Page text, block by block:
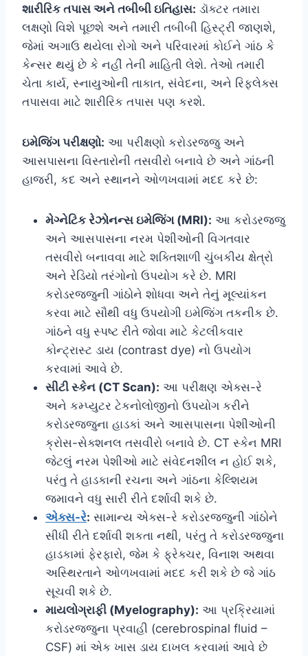
શારીરિક તપાસ અને તબીબી ઇતિહાસ: ડૉક્ટર તમારા
લક્ષણો વિશે પૂછશે અને તમારી તબીબી હિસ્ટ્રી જાણશે,
જેમાં અગાઉ થયેલા રોગો અને પરિવારમાં કોઈને ગાંઠ કે
કેન્સર થયું છે કે નહીં તેની માહિતી લેશે. તેઓ તમારી
ચેતા કાર્ય, સ્નાયુઓની તાકાત, સંવેદના, અને રિફ્લેક્સ
તપાસવા માટે શારીરિક તપાસ પણ કરશે.
ઇમેજિંગ પરીક્ષણો: આ પરીક્ષણો કરોડરજ્જુ અને
આસપાસના વિસ્તારોની તસવીરો બનાવે છે અને ગાંઠની
હાજરી, કદ અને સ્થાનને ઓળખવામાં મદદ કરે છે:
મેગ્નેટિક રેઝોનન્સ ઇમેજિંગ (MRI): આ કરોડરજ્જુ
અને આસપાસના નરમ પેશીઓની વિગતવાર
તસવીરો બનાવવા માટે શક્તિશાળી ચુંબકીય ક્ષેત્રો
અને રેડિયો તરંગોનો ઉપયોગ કરે છે. MRI
કરોડરજ્જુની ગાંઠોને શોધવા અને તેનું મૂલ્યાંકન
કરવા માટે સૌથી વધુ ઉપયોગી ઇમેજિંગ તકનીક છે.
ગાંઠને વધુ સ્પષ્ટ રીતે જોવા માટે કેટલીકવાર
કોન્ટ્રાસ્ટ ડાય (contrast dye) નો ઉપયોગ
કરવામાં આવે છે.
સીટી સ્કેન (CT Scan): આ પરીક્ષણ એક્સ-રે
અને કમ્પ્યુટર ટેકનોલોજીનો ઉપયોગ કરીને
કરોડરજ્જુના હાડકાં અને આસપાસના પેશીઓની
ક્રોસ-સેક્શનલ તસવીરો બનાવે છે. CT સ્કેન MRI
જેટલું નરમ પેશીઓ માટે સંવેદનશીલ ન હોઈ શકે,
પરંતુ તે હાડકાની રચના અને ગાંઠના કેલ્શિયમ
જમાવને વધુ સારી રીતે દર્શાવી શકે છે.
એક્સ-રે: સામાન્ય એક્સ-રે કરોડરજ્જુની ગાંઠોને
સીધી રીતે દર્શાવી શકતા નથી, પરંતુ તે કરોડરજ્જુના
હાડકામાં ફેરફારો, જેમ કે ફ્રેક્ચર, વિનાશ અથવા
અસ્થિરતાને ઓળખવામાં મદદ કરી શકે છે જે ગાંઠ
સૂચવી શકે છે.
માયલોગ્રાફી (Myelography): આ પ્રક્રિયામાં
કરોડરજ્જુના પ્રવાહી (cerebrospinal fluid –
CSF) માં એક ખાસ ડાય દાખલ કરવામાં આવે છે